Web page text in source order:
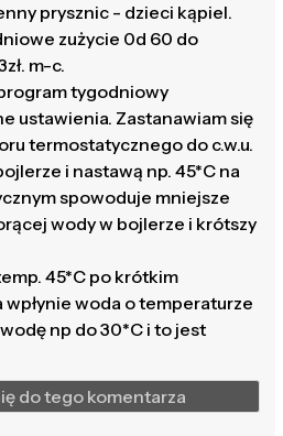
prysznic - dzieci kąpiel.
zużycie 0d 60 do
m-c.
tygodniowy
ustawienia. Zastanawiam się
termostatycznego do c.w.u.
i nastawą np. 45*C na
spowoduje mniejsze
wody w bojlerze i krótszy
45*C po krótkim
woda o temperaturze
wodę np do 30*C i to jest
do tego komentarza